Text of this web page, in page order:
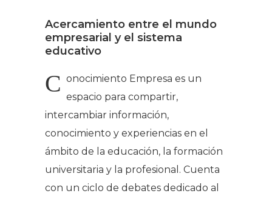
Acercamiento entre el mundo
empresarial y el sistema
educativo
C onocimiento Empresa es un
espacio para compartir,
intercambiar información,
conocimiento y experiencias en el
ámbito de la educación, la formación
universitaria y la profesional. Cuenta
con un ciclo de debates dedicado al